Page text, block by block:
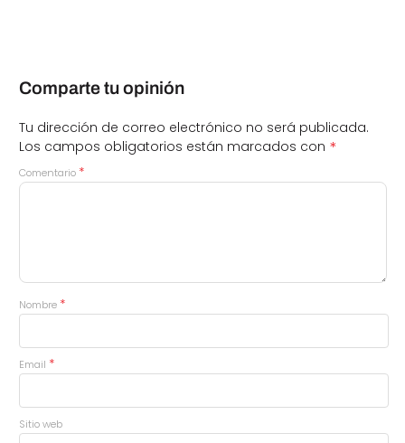
Comparte tu opinión
Tu dirección de correo electrónico no será publicada.
Los campos obligatorios están marcados con *
Comentario *
Nombre *
Email *
Sitio web